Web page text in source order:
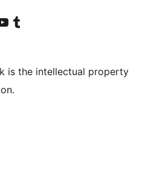
konto
YouTube-kanal
Besøg vores Tumblr-konto
is the intellectual property